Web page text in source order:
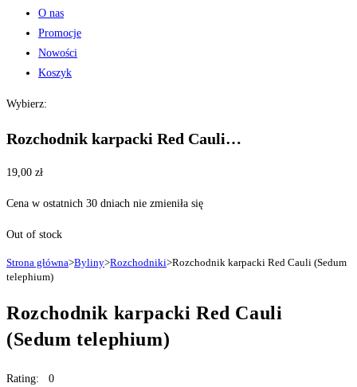
O nas
Promocje
Nowości
Koszyk
Wybierz:
Rozchodnik karpacki Red Cauli…
19,00 zł
Cena w ostatnich 30 dniach nie zmieniła się
Out of stock
Strona główna>Byliny>Rozchodniki>Rozchodnik karpacki Red Cauli (Sedum
telephium)
Rozchodnik karpacki Red Cauli
(Sedum telephium)
Rating: 0